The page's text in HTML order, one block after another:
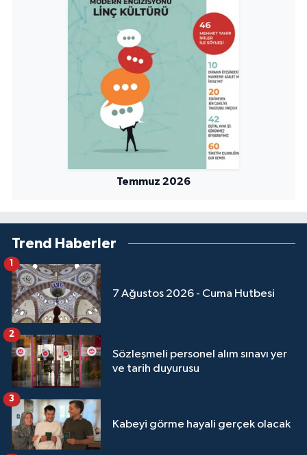
Temmuz 2026
Trend Haberler
7 Ağustos 2026 - Cuma Hutbesi
1
Sözleşmeli personel alım sınavı yer
ve tarih duyurusu
2
Kabeyi görme hayali gerçek olacak
3
Niğde Müftülüğü
Ordu Müftülüğü
Osmaniye Müftülüğü
Rize Müftülüğü
Sakarya Müftülüğü
Samsun Müftülüğü
Sinop Müftülüğü
Sivas Müftülüğü
Şanlıurfa Müftülüğü
Şırnak Müftülüğü
Tokat Müftülüğü